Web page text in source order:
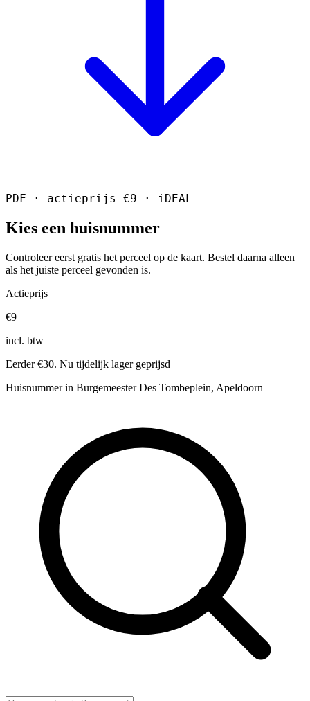
PDF · actieprijs €9 · iDEAL
Kies een huisnummer
Controleer eerst gratis het perceel op de kaart. Bestel daarna alleen
als het juiste perceel gevonden is.
Actieprijs
€9
incl. btw
Eerder €30. Nu tijdelijk lager geprijsd
Huisnummer in Burgemeester Des Tombeplein, Apeldoorn